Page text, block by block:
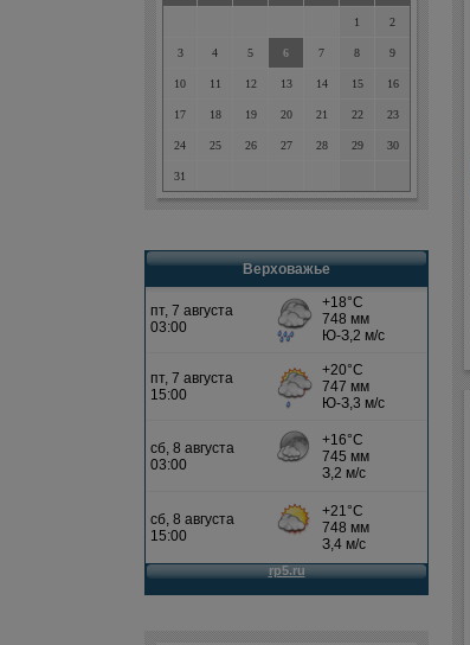
1 2
3 4 5 6 7 8 9
10 11 12 13 14 15 16
17 18 19 20 21 22 23
24 25 26 27 28 29 30
31
Верховажье